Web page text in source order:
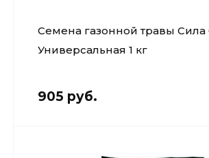
Семена газонной травы Сила
Универсальная 1 кг
905 руб.